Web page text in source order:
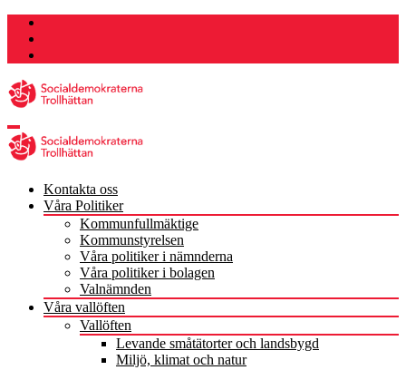
Hoppa
innehåll
Kontakta oss
Våra Politiker
Kommunfullmäktige
Kommunstyrelsen
Våra politiker i nämnderna
Våra politiker i bolagen
Valnämnden
Våra vallöften
Vallöften
Levande småtätorter och landsbygd
Miljö, klimat och natur